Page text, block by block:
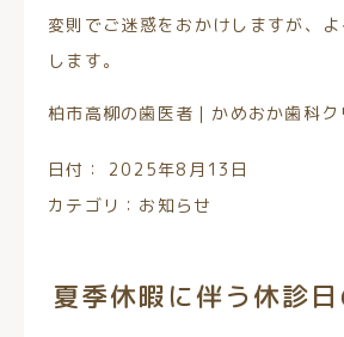
変則でご迷惑をおかけしますが、
します。
柏市高柳の歯医者｜かめおか歯科ク
日付： 2025年8月13日
カテゴリ： お知らせ
夏季休暇に伴う休診